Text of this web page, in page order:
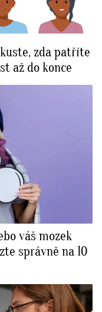
zda patříte
až do konce
váš mozek
správně na 10